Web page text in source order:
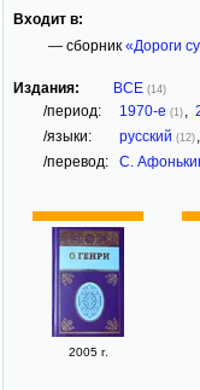
Входит в:
— сборник «Дороги
Издания: ВСЕ (14)
/период: 1970-е (1)
/языки: русский (12)
/перевод: С.
2005 г.